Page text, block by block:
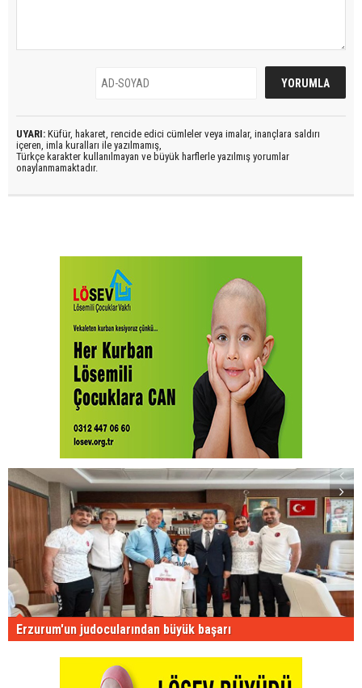
UYARI: Küfür, hakaret, rencide edici cümleler veya imalar, inançlara saldırı
içeren, imla kuralları ile yazılmamış,
Türkçe karakter kullanılmayan ve büyük harflerle yazılmış yorumlar
onaylanmamaktadır.
Erzurum'un judocularından büyük başarı